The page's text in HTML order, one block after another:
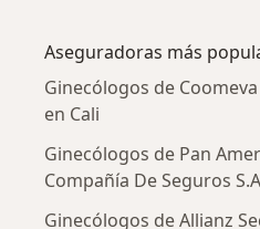
Aseguradoras más
Ginecólogos de
en Cali
Ginecólogos de Pan
Compañía De Seguros
Ginecólogos de Allianz